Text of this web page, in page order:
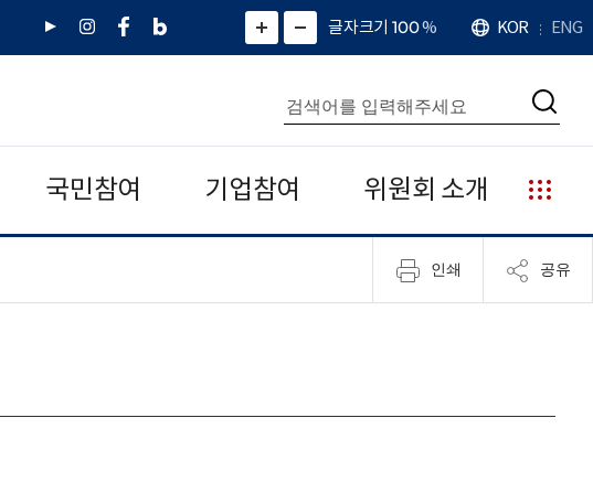
유
인
페
네
그
)
화
면
면
소
확
대
치
글자크기 100%
언
어
KOR ENG
통
합
검
색
검
국민참여 기업참여 위원회 소개
누
리
집
안
인쇄 공유